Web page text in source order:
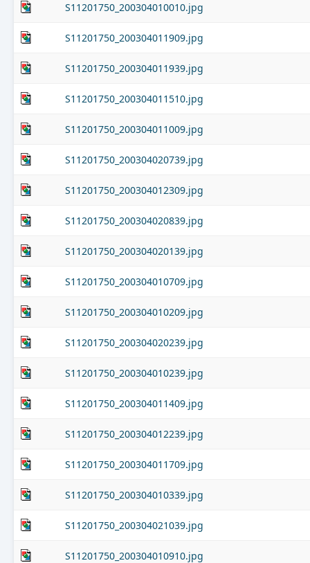
S11201750_200304010010.jpg
S11201750_200304011909.jpg
S11201750_200304011939.jpg
S11201750_200304011510.jpg
S11201750_200304011009.jpg
S11201750_200304020739.jpg
S11201750_200304012309.jpg
S11201750_200304020839.jpg
S11201750_200304020139.jpg
S11201750_200304010709.jpg
S11201750_200304010209.jpg
S11201750_200304020239.jpg
S11201750_200304010239.jpg
S11201750_200304011409.jpg
S11201750_200304012239.jpg
S11201750_200304011709.jpg
S11201750_200304010339.jpg
S11201750_200304021039.jpg
S11201750_200304010910.jpg